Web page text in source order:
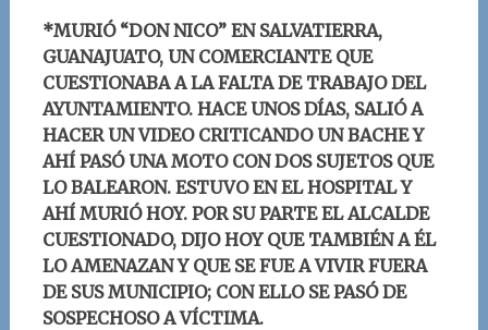
*MURIÓ “DON NICO” EN SALVATIERRA,
GUANAJUATO, UN COMERCIANTE QUE
CUESTIONABA A LA FALTA DE TRABAJO DEL
AYUNTAMIENTO. HACE UNOS DÍAS, SALIÓ A
HACER UN VIDEO CRITICANDO UN BACHE Y
AHÍ PASÓ UNA MOTO CON DOS SUJETOS QUE
LO BALEARON. ESTUVO EN EL HOSPITAL Y
AHÍ MURIÓ HOY. POR SU PARTE EL ALCALDE
CUESTIONADO, DIJO HOY QUE TAMBIÉN A ÉL
LO AMENAZAN Y QUE SE FUE A VIVIR FUERA
DE SUS MUNICIPIO; CON ELLO SE PASÓ DE
SOSPECHOSO A VÍCTIMA.